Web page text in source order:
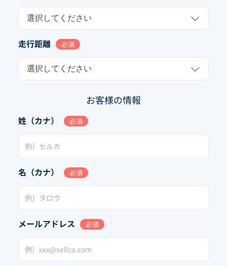
選択してください
走行距離 必須
選択してください
お客様の情報
姓（カナ） 必須
名（カナ） 必須
メールアドレス 必須